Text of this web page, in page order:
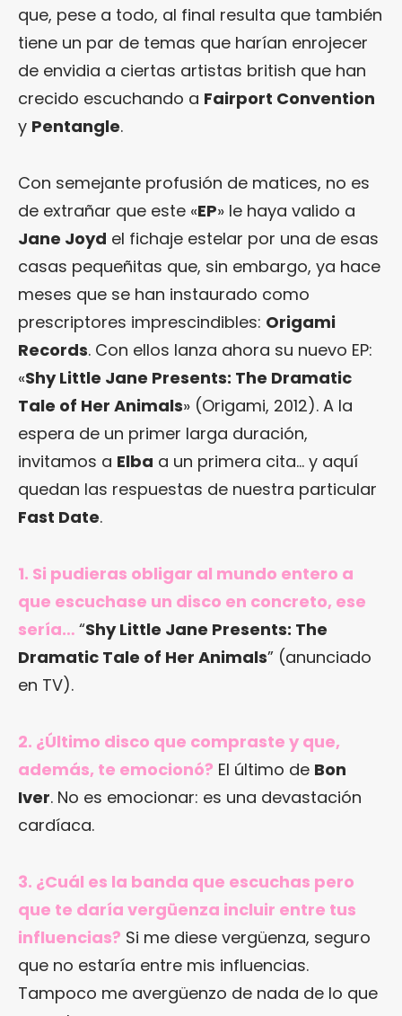
que, pese a todo, al final resulta que también
tiene un par de temas que harían enrojecer
de envidia a ciertas artistas british que han
crecido escuchando a Fairport Convention
y Pentangle.
Con semejante profusión de matices, no es
de extrañar que este «EP» le haya valido a
Jane Joyd el fichaje estelar por una de esas
casas pequeñitas que, sin embargo, ya hace
meses que se han instaurado como
prescriptores imprescindibles: Origami
Records. Con ellos lanza ahora su nuevo EP:
«Shy Little Jane Presents: The Dramatic
Tale of Her Animals» (Origami, 2012). A la
espera de un primer larga duración,
invitamos a Elba a un primera cita… y aquí
quedan las respuestas de nuestra particular
Fast Date.
1. Si pudieras obligar al mundo entero a
que escuchase un disco en concreto, ese
sería… “Shy Little Jane Presents: The
Dramatic Tale of Her Animals” (anunciado
en TV).
2. ¿Último disco que compraste y que,
además, te emocionó? El último de Bon
Iver. No es emocionar: es una devastación
cardíaca.
3. ¿Cuál es la banda que escuchas pero
que te daría vergüenza incluir entre tus
influencias? Si me diese vergüenza, seguro
que no estaría entre mis influencias.
Tampoco me avergüenzo de nada de lo que